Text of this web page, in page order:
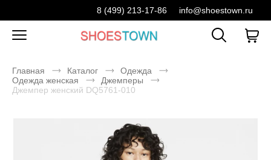
8 (499) 213-17-86 info@shoestown.ru
Главная Каталог
Одежда
Одежда женская
Джемперы
Джемпер женский DQ5761-010